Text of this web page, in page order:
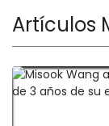
Artículos